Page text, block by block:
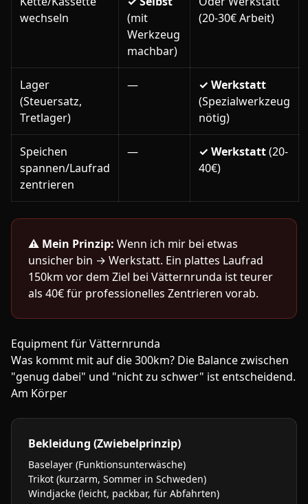
wechseln
(mit
Werkzeug
machbar)
(20-30€ Arbeit)
Lager
(Steuersatz,
Tretlager)
—
✓ Werkstatt
(Spezialwerkzeug
nötig)
Speichen
spannen/Laufrad
zentrieren
— ✓ Werkstatt(20-
40€)
⚠️ Mein Prinzip: Wenn ich mir bei etwas
unsicher bin → Werkstatt. Ein plattes Laufrad
150km vor dem Ziel bei Vätternrunda ist teurer
als 40€ für professionelles Zentrieren vorab.
Equipment für Vätternrunda
Was kommt mit auf die 300km? Die Balance zwischen
"genug dabei" und "nicht zu schwer" ist entscheidend.
Am Körper
Bekleidung (Zwiebelprinzip)
Baselayer (Funktionsunterwäsche)
Trikot (kurzarm, Sommer in Schweden)
Windjacke (leicht, packbar, für Abfahrten)